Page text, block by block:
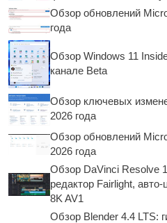
Обзор обновлений
года
Обзор Windows 11
канале Beta
Обзор ключевых
2026 года
Обзор обновлений
2026 года
Обзор DaVinci Resolve
редактор Fairlight,
8K AV1
Обзор Blender 4.4 LTS: